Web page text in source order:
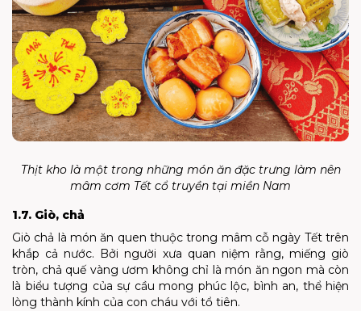
Thịt kho là một trong những món ăn đặc trưng làm nên
mâm cơm Tết cổ truyền tại miền Nam
1.7. Giò, chả
Giò chả là món ăn quen thuộc trong mâm cỗ ngày Tết trên
khắp cả nước. Bởi người xưa quan niệm rằng, miếng giò
tròn, chả quế vàng ươm không chỉ là món ăn ngon mà còn
là biểu tượng của sự cầu mong phúc lộc, bình an, thể hiện
lòng thành kính của con cháu với tổ tiên.